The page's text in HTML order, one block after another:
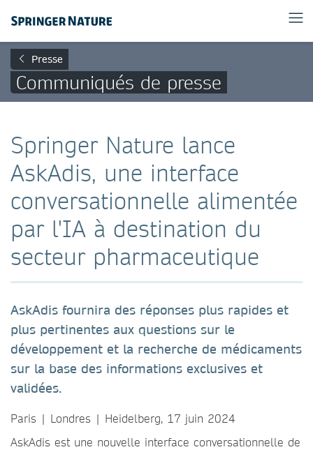
Presse
Communiqués de presse
Springer Nature lance
AskAdis, une interface
conversationnelle alimentée
par l'IA à destination du
secteur pharmaceutique
AskAdis fournira des réponses plus rapides et
plus pertinentes aux questions sur le
développement et la recherche de médicaments
sur la base des informations exclusives et
validées.
Paris | Londres | Heidelberg, 17 juin 2024
AskAdis est une nouvelle interface conversationnelle de